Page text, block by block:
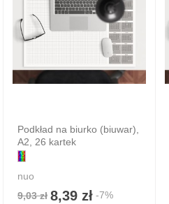
Podkład na biurko (biuwar),
A2, 26 kartek
nuo
9,03 zł 8,39 zł -7%